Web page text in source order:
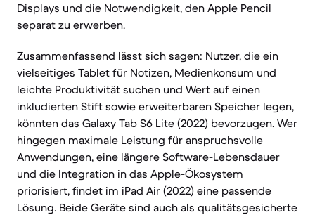
Displays und die Notwendigkeit, den Apple Pencil
separat zu erwerben.
Zusammenfassend lässt sich sagen: Nutzer, die ein
vielseitiges Tablet für Notizen, Medienkonsum und
leichte Produktivität suchen und Wert auf einen
inkludierten Stift sowie erweiterbaren Speicher legen,
könnten das Galaxy Tab S6 Lite (2022) bevorzugen. Wer
hingegen maximale Leistung für anspruchsvolle
Anwendungen, eine längere Software-Lebensdauer
und die Integration in das Apple-Ökosystem
priorisiert, findet im iPad Air (2022) eine passende
Lösung. Beide Geräte sind auch als qualitätsgesicherte